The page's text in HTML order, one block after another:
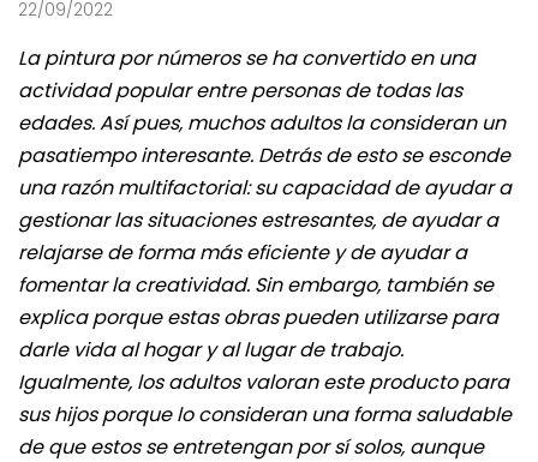
22/09/2022
La pintura por números se ha convertido en una
actividad popular entre personas de todas las
edades. Así pues, muchos adultos la consideran un
pasatiempo interesante. Detrás de esto se esconde
una razón multifactorial: su capacidad de ayudar a
gestionar las situaciones estresantes, de ayudar a
relajarse de forma más eficiente y de ayudar a
fomentar la creatividad. Sin embargo, también se
explica porque estas obras pueden utilizarse para
darle vida al hogar y al lugar de trabajo.
Igualmente, los adultos valoran este producto para
sus hijos porque lo consideran una forma saludable
de que estos se entretengan por sí solos, aunque